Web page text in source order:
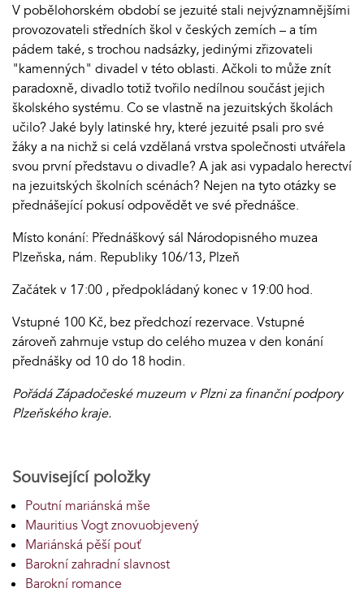
V pobělohorském období se jezuité stali nejvýznamnějšími
provozovateli středních škol v českých zemích – a tím
pádem také, s trochou nadsázky, jedinými zřizovateli
"kamenných" divadel v této oblasti. Ačkoli to může znít
paradoxně, divadlo totiž tvořilo nedílnou součást jejich
školského systému. Co se vlastně na jezuitských školách
učilo? Jaké byly latinské hry, které jezuité psali pro své
žáky a na nichž si celá vzdělaná vrstva společnosti utvářela
svou první představu o divadle? A jak asi vypadalo herectví
na jezuitských školních scénách? Nejen na tyto otázky se
přednášející pokusí odpovědět ve své přednášce.
Místo konání: Přednáškový sál Národopisného muzea
Plzeňska, nám. Republiky 106/13, Plzeň
Začátek v 17:00 , předpokládaný konec v 19:00 hod.
Vstupné 100 Kč, bez předchozí rezervace. Vstupné
zároveň zahrnuje vstup do celého muzea v den konání
přednášky od 10 do 18 hodin.
Pořádá Západočeské muzeum v Plzni za finanční podpory
Plzeňského kraje.
Související položky
Poutní mariánská mše
Mauritius Vogt znovuobjevený
Mariánská pěší pouť
Barokní zahradní slavnost
Barokní romance